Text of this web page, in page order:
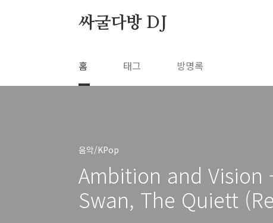
싸굴다방 DJ
홈 태그 방명록
음악/KPop
Ambition and Vision
Swan, The Quiett